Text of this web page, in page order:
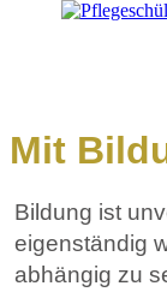
Mit
Bildung ist
eigenständig
abhängig zu